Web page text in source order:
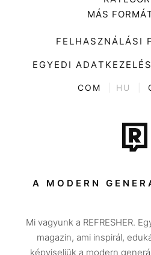
Zene
Divat
Kultúra
ENTR
Tech-
Sport
Utazás
MÁS
FELHASZNÁLÁSI
EGYEDI
COM HU
A MODERN
Mi vagyunk a REFRESHER.
magazin, ami inspirál,
képviseljük a modern